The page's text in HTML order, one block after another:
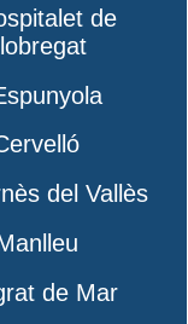
de
del Vallès
de Mar